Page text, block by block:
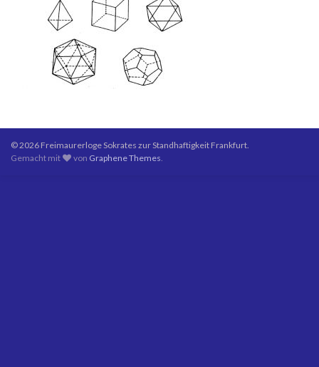
© 2026 Freimaurerloge Sokrates zur Standhaftigkeit Frankfurt.
Gemacht mit
von Graphene Themes